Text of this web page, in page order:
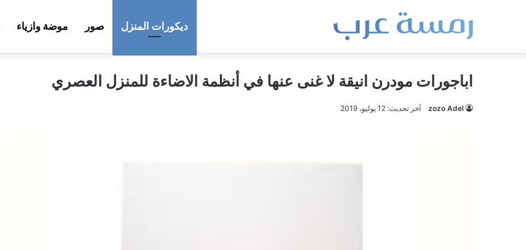
ديكورات المنزل صور موضة وازياء
اباجورات مودرن انيقة لا غنى عنها في أنظمة الاضاءة للمنزل العصري
zozo Adel آخر تحديث: 12 يوليو، 2019